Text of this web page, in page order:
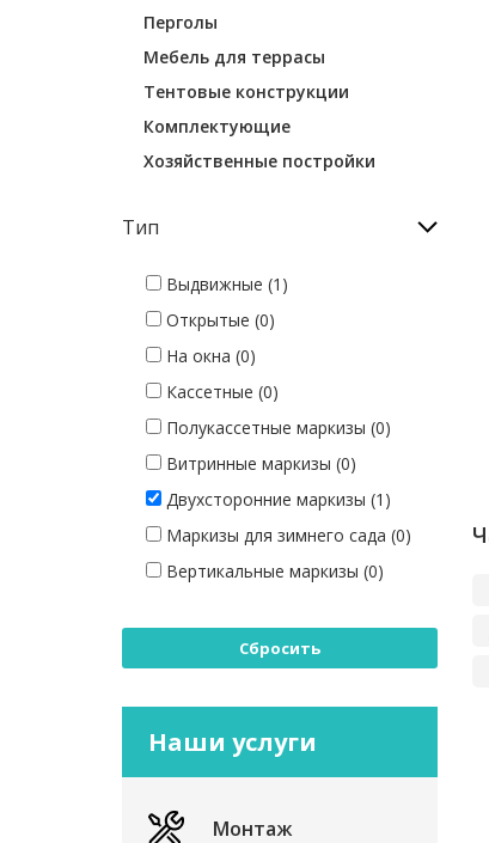
Перголы
Мебель для террасы
Тентовые конструкции
Комплектующие
Хозяйственные постройки
Тип
Выдвижные (1)
Открытые (0)
На окна (0)
Кассетные (0)
Полукассетные маркизы (0)
Витринные маркизы (0)
Двухсторонние маркизы (1)
Маркизы для зимнего сада (0)
Вертикальные маркизы (0)
Сбросить
Наши услуги
Монтаж